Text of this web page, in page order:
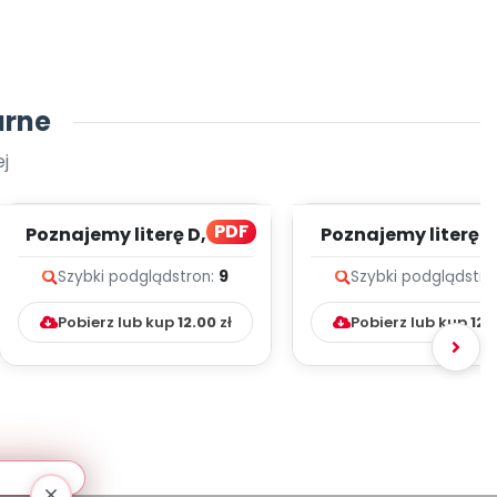
PDF
Poznajemy literę D, cz. 1
Szybki podglądstron: 9
Pobierz lub kup12.00zł
Poznajemy literę E,
Szybki podgląd
Pobierz lub kup